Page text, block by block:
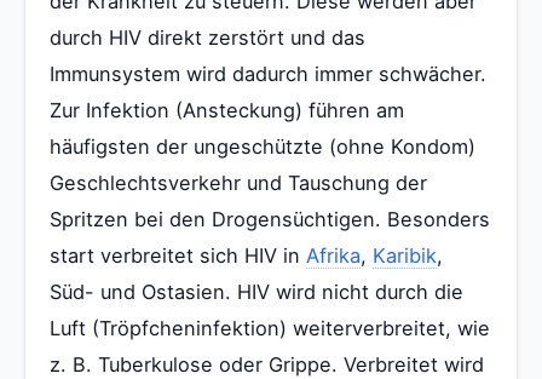
durch HIV direkt zerstört und das
Immunsystem wird dadurch immer schwächer.
Zur Infektion (Ansteckung) führen am
häufigsten der ungeschützte (ohne Kondom)
Geschlechtsverkehr und Tauschung der
Spritzen bei den Drogensüchtigen. Besonders
start verbreitet sich HIV in Afrika, Karibik,
Süd- und Ostasien. HIV wird nicht durch die
Luft (Tröpfcheninfektion) weiterverbreitet, wie
z. B. Tuberkulose oder Grippe. Verbreitet wird